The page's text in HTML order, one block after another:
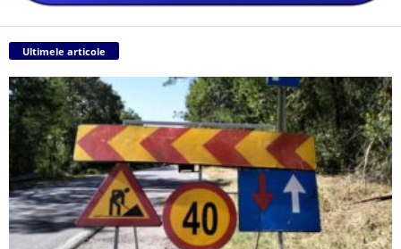
Ultimele articole